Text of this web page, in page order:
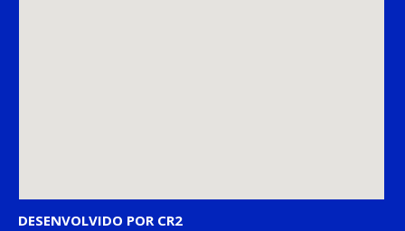
DESENVOLVIDO POR CR2